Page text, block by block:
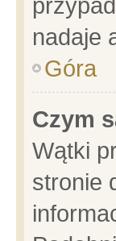
nadaje
Góra
Czym
Wątki
stronie